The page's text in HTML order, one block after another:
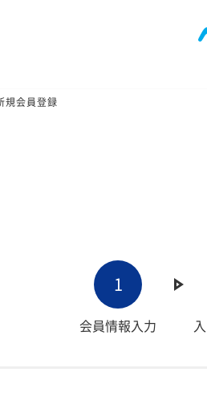
規会員登録
1
会員情報入力